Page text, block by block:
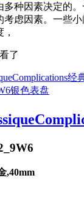
多种因素决定的
考虑因素。一些
了
,40mm